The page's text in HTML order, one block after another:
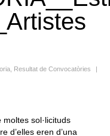
Resultat de Convocatòries
|
sol·licituds
d’elles eren d’una